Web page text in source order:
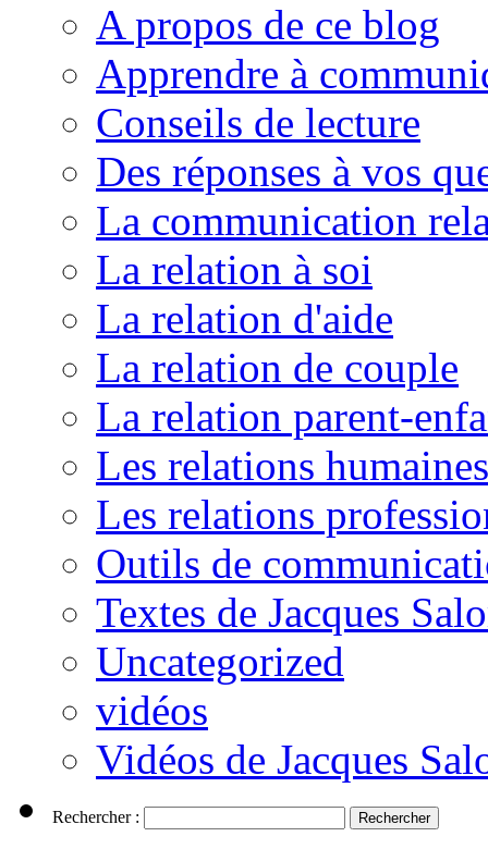
A propos de ce blog
Apprendre à
Conseils de lecture
Des réponses à vos
La communication
La relation à soi
La relation d'aide
La relation de couple
La relation parent-
Les relations humaines
Les relations
Outils de
Textes de Jacques
Uncategorized
vidéos
Vidéos de Jacques
Rechercher :